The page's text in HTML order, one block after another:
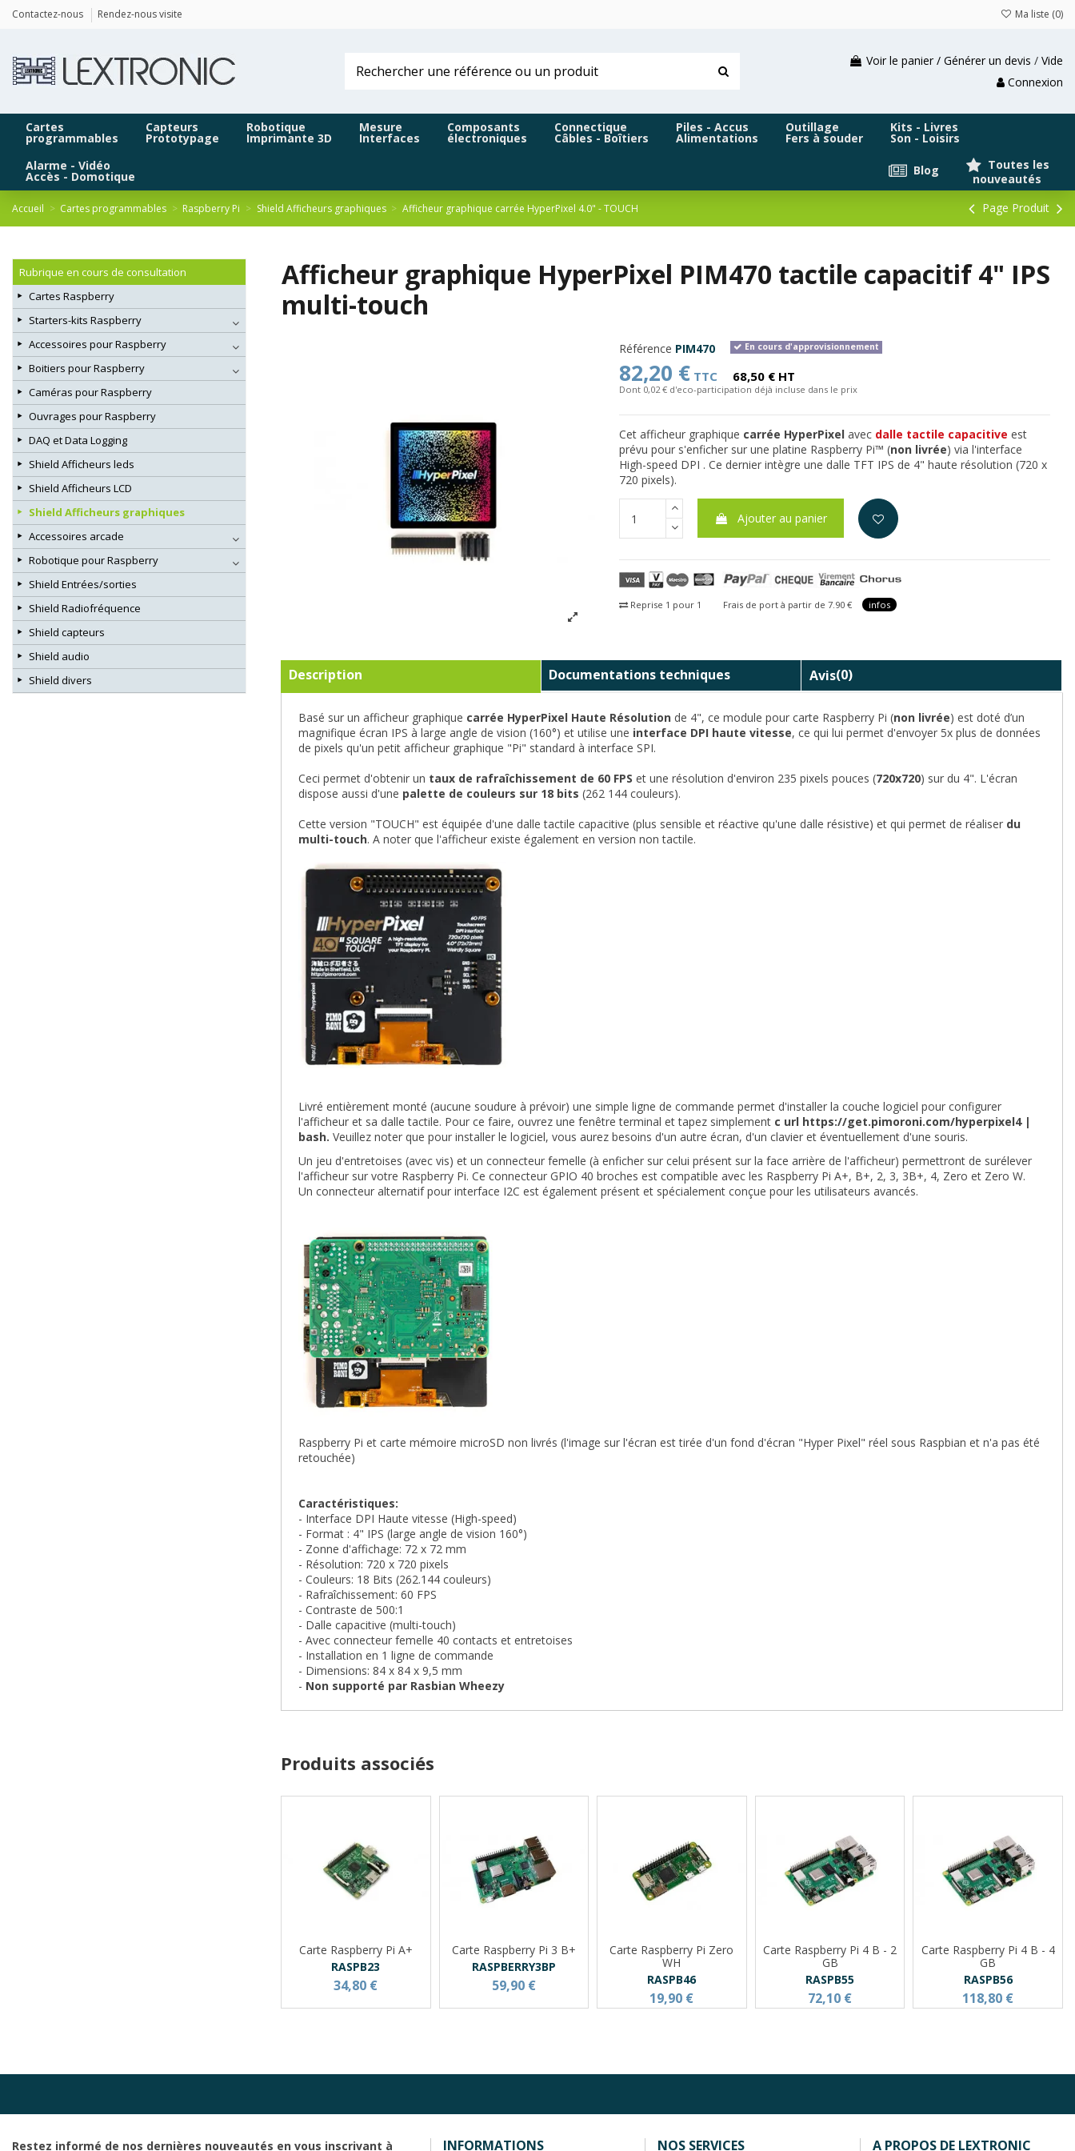
Contactez-nous Rendez-nous visite Ma liste (0)
Voir le panier / Générer un devis / Vide
Connexion
Cartes
programmables
Capteurs
Prototypage
Robotique
Imprimante 3D
Mesure
Interfaces
Composants
électroniques
Connectique
Câbles - Boîtiers
Piles - Accus
Alimentations
Outillage
Fers à souder
Kits - Livres
Son - Loisirs
Alarme - Vidéo
Accès - Domotique
Toutes les
nouveautés
Blog
Accueil Cartes programmables Raspberry Pi Shield Afficheurs graphiques Afficheur graphique carrée HyperPixel 4.0" - TOUCH Page Produit
Afficheur graphique HyperPixel PIM470 tactile capacitif 4" IPS
multi-touch
Référence PIM470 En cours d'approvisionnement
82,20 € TTC 68,50 € HT
Dont 0,02 € d'eco-participation déjà incluse dans le prix
Cet afficheur graphique carrée HyperPixelavec dalle tactile capacitive est
prévu pour s'enficher sur une platine Raspberry Pi™ (non livrée) via l'interface
High-speed DPI . Ce dernier intègre une dalle TFT IPS de 4" haute résolution (720 x
720 pixels).
Ajouter au panier
Reprise 1 pour 1 Frais de port à partir de 7.90 € infos
Description Documentations techniques Avis(0)
Basé sur un afficheur graphique carrée HyperPixel Haute Résolution de 4", ce module pour carte Raspberry Pi (non livrée) est doté d’un
magnifique écran IPS à large angle de vision (160°) et utilise une interface DPI haute vitesse, ce qui lui permet d'envoyer 5x plus de données
de pixels qu'un petit afficheur graphique "Pi" standard à interface SPI.
Ceci permet d'obtenir un taux de rafraîchissement de 60 FPS et une résolution d'environ 235 pixels pouces (720x720) sur du 4". L'écran
dispose aussi d'une palette de couleurs sur 18 bits (262 144 couleurs).
Cette version "TOUCH" est équipée d'une dalle tactile capacitive (plus sensible et réactive qu'une dalle résistive) et qui permet de réaliser du
multi-touch. A noter que l'afficheur existe également en version non tactile.
Livré entièrement monté (aucune soudure à prévoir) une simple ligne de commande permet d'installer la couche logiciel pour configurer
l'afficheur et sa dalle tactile. Pour ce faire, ouvrez une fenêtre terminal et tapez simplement c url https://get.pimoroni.com/hyperpixel4 |
bash. Veuillez noter que pour installer le logiciel, vous aurez besoins d'un autre écran, d'un clavier et éventuellement d'une souris.
Un jeu d'entretoises (avec vis) et un connecteur femelle (à enficher sur celui présent sur la face arrière de l'afficheur) permettront de surélever
l'afficheur sur votre Raspberry Pi. Ce connecteur GPIO 40 broches est compatible avec les Raspberry Pi A+, B+, 2, 3, 3B+, 4, Zero et Zero W.
Un connecteur alternatif pour interface I2C est également présent et spécialement conçue pour les utilisateurs avancés.
Raspberry Pi et carte mémoire microSD non livrés (l'image sur l'écran est tirée d'un fond d'écran "Hyper Pixel" réel sous Raspbian et n'a pas été
retouchée)
Caractéristiques:
- Interface DPI Haute vitesse (High-speed)
- Format : 4" IPS (large angle de vision 160°)
- Zonne d'affichage: 72 x 72 mm
- Résolution: 720 x 720 pixels
- Couleurs: 18 Bits (262.144 couleurs)
- Rafraîchissement: 60 FPS
- Contraste de 500:1
- Dalle capacitive (multi-touch)
- Avec connecteur femelle 40 contacts et entretoises
- Installation en 1 ligne de commande
- Dimensions: 84 x 84 x 9,5 mm
- Non supporté par Rasbian Wheezy
Produits associés
Carte Raspberry Pi A+
RASPB23
34,80 €
Carte Raspberry Pi 3 B+
RASPBERRY3BP
59,90 €
Carte Raspberry Pi Zero
WH
RASPB46
19,90 €
Carte Raspberry Pi 4 B - 2
GB
RASPB55
72,10 €
Carte Raspberry Pi 4 B - 4
GB
RASPB56
118,80 €
Rubrique en cours de consultation
Cartes Raspberry
Starters-kits Raspberry
Accessoires pour Raspberry
Boitiers pour Raspberry
Caméras pour Raspberry
Ouvrages pour Raspberry
DAQ et Data Logging
Shield Afficheurs leds
Shield Afficheurs LCD
Shield Afficheurs graphiques
Accessoires arcade
Robotique pour Raspberry
Shield Entrées/sorties
Shield Radiofréquence
Shield capteurs
Shield audio
Shield divers
Restez informé de nos dernières nouveautés en vous inscrivant à INFORMATIONS NOS SERVICES A PROPOS DE LEXTRONIC
Panneau de gestion des cookies